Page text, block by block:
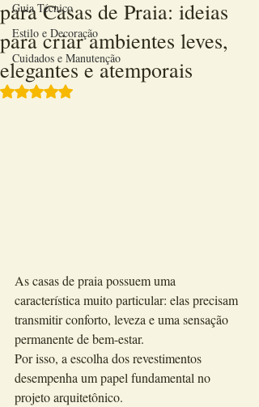
Guia Técnico
Estilo e Decoração
Cuidados e Manutenção
para Casas de Praia: ideias
para criar ambientes leves,
elegantes e atemporais
Avaliado com NaN de 5 estrelas.
As casas de praia possuem uma
característica muito particular: elas precisam
transmitir conforto, leveza e uma sensação
permanente de bem-estar.
Por isso, a escolha dos revestimentos
desempenha um papel fundamental no
projeto arquitetônico.